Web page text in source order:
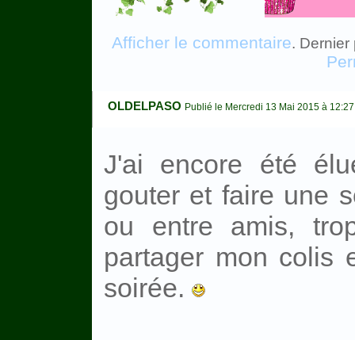
Afficher le commentaire. Dernier
OLDELPASO Publié le Mercredi 13 Mai 2015 à
J'ai encore été
gouter et faire une
ou entre amis,
partager mon colis
soirée.